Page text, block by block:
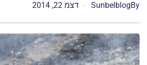
By
Sunbelblog דצמ 22, 2014